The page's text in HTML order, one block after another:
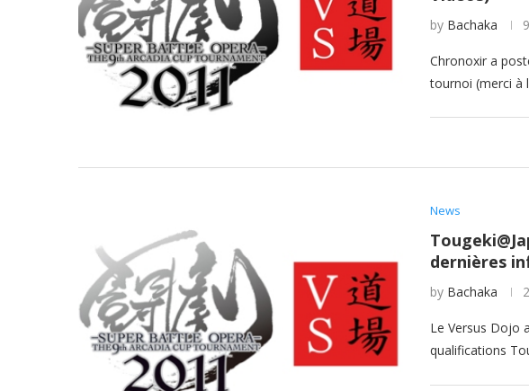
by Bachaka
Chronoxir a
tournoi (merci à
News
dernières
by Bachaka
Le Versus Dojo
qualifications